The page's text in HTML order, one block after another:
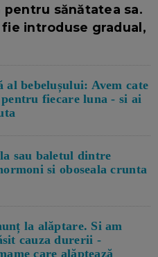
sănătatea sa.
introduse gradual,
al bebelușului: Avem cate
fiecare luna - si ai
sau baletul dintre
si oboseala crunta
la alăptare. Si am
cauza durerii -
care alăptează